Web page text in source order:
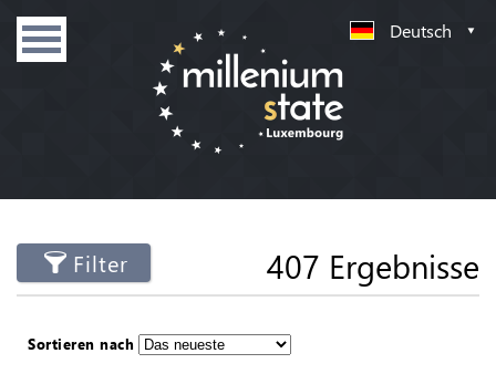
Deutsch
Filter 407 Ergebnisse
Sortieren nach